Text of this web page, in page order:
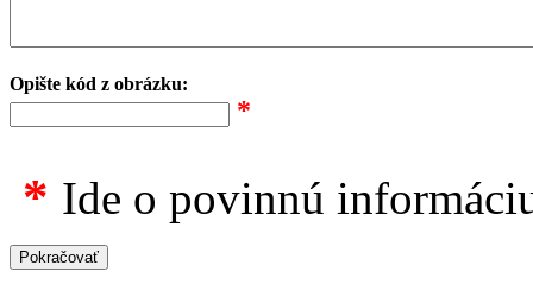
Opište kód z obrázku:
*
* Ide o povinnú